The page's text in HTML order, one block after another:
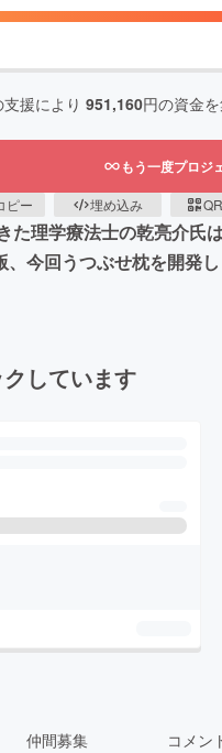
支援により 951,160円の資金を
もう一度プロジ
ピー 埋め込み
た理学療法士の乾亮介
今回うつぶせ枕を開
しています
仲間募集 コメン